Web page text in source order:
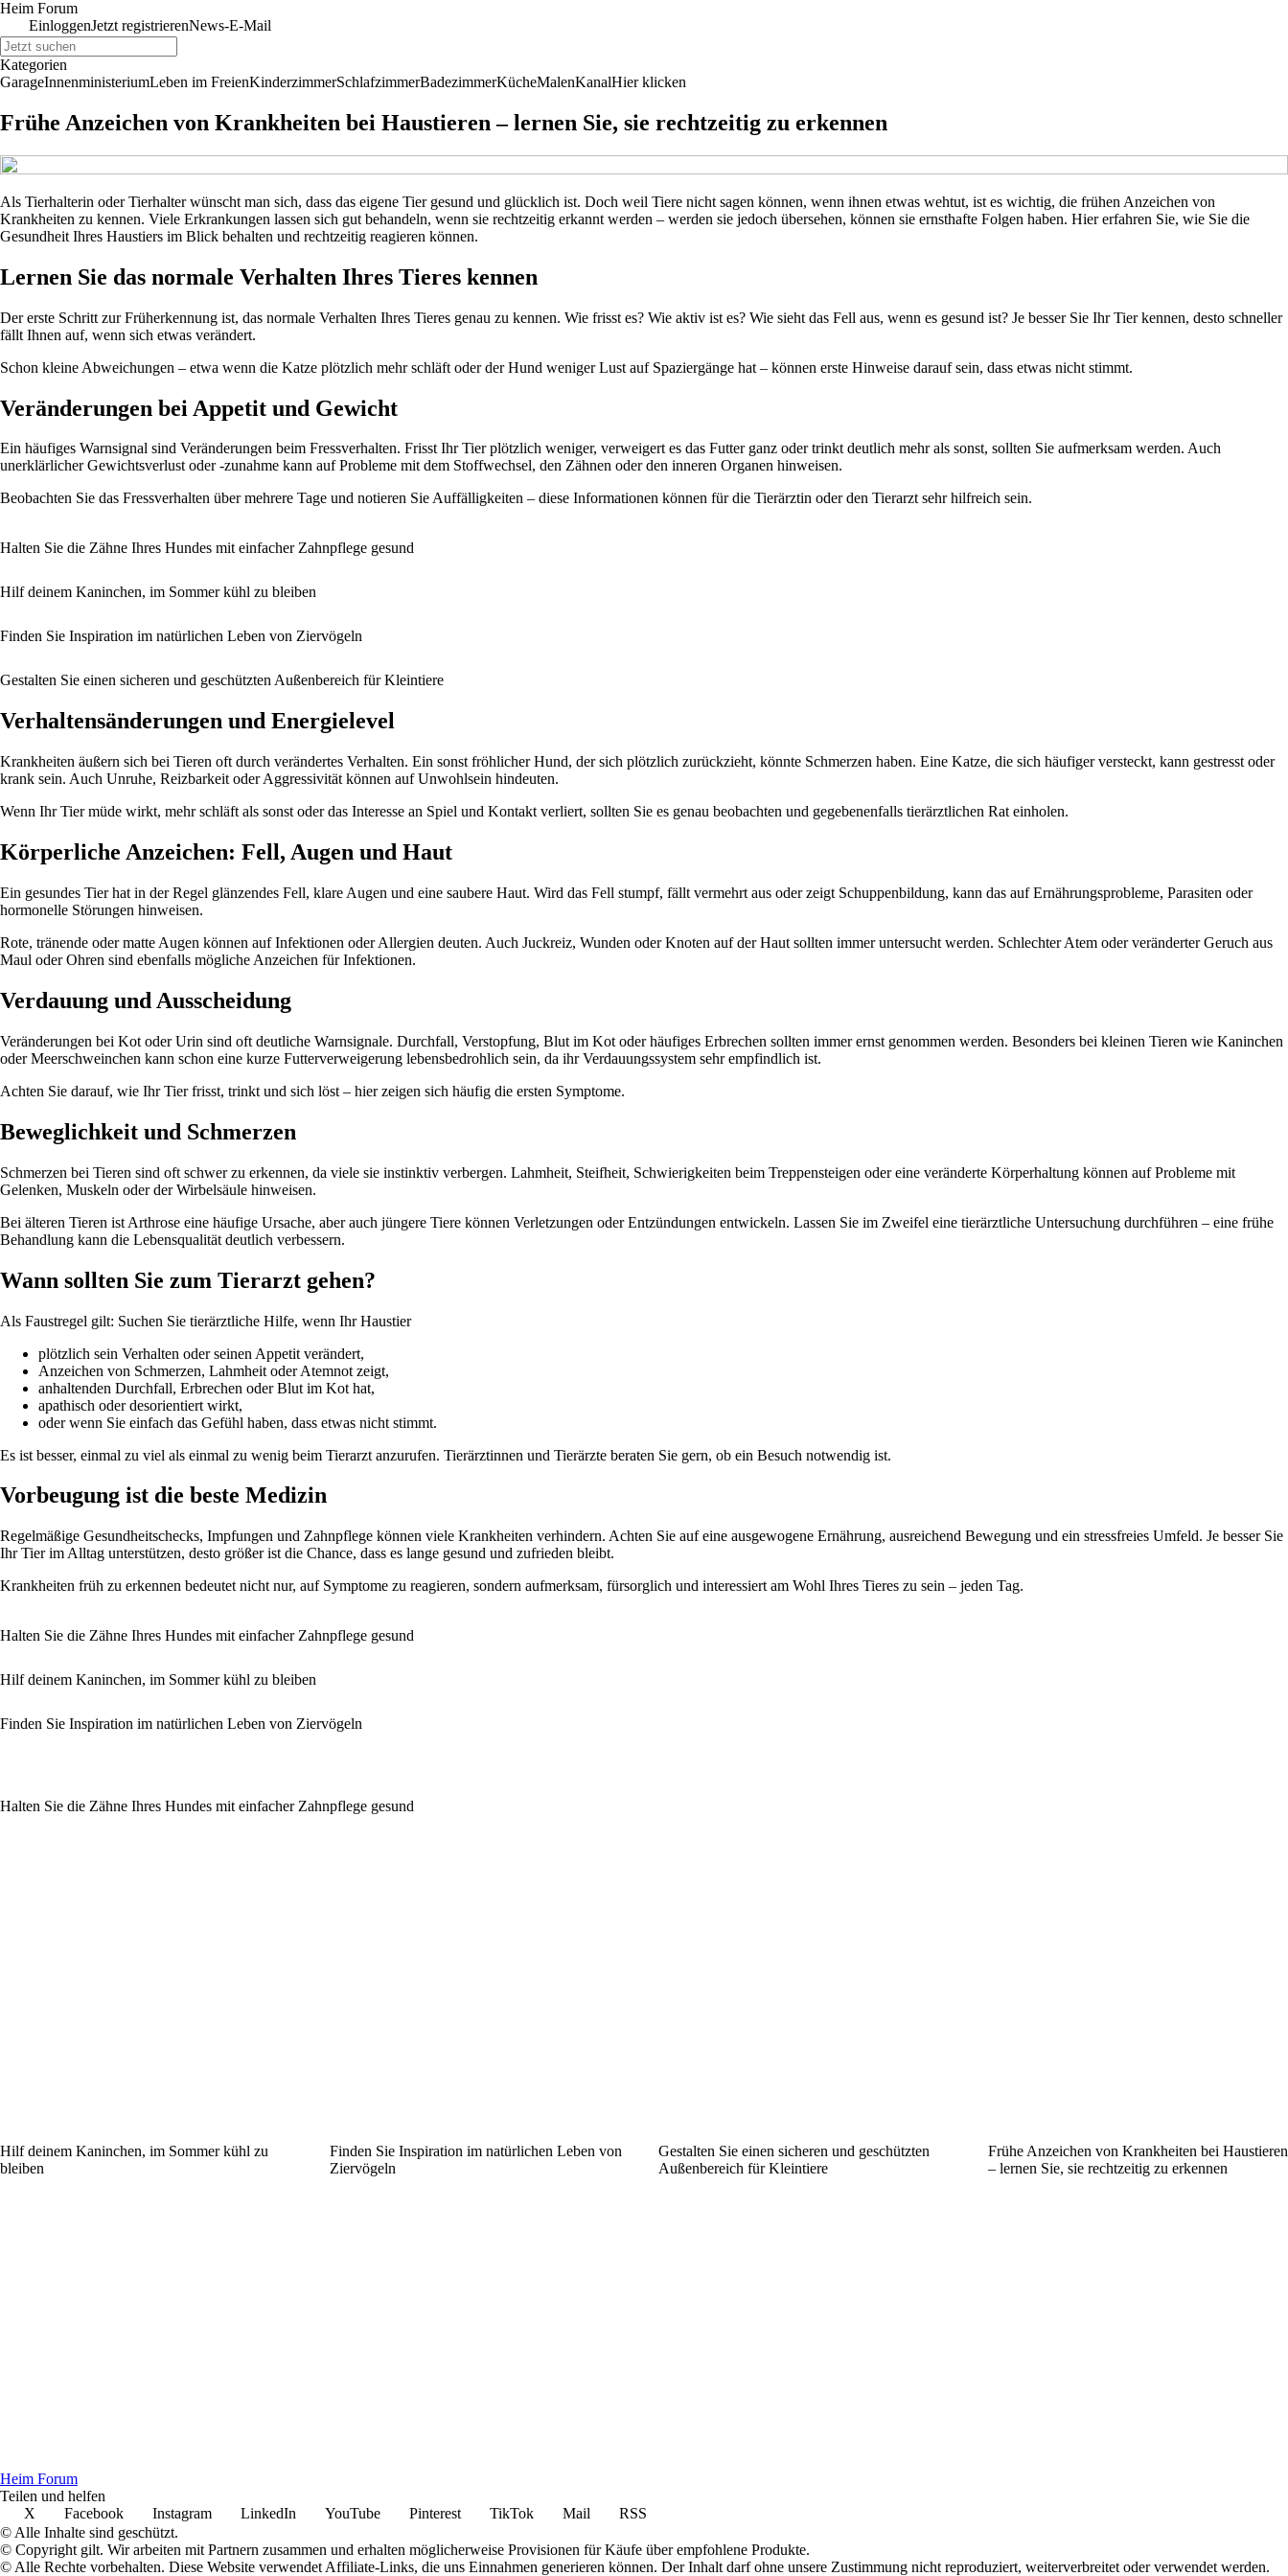
Heim Forum
EinloggenJetzt registrierenNews-E-Mail
Kategorien
GarageInnenministeriumLeben im FreienKinderzimmerSchlafzimmerBadezimmerKücheMalenKanalHier klicken
Frühe Anzeichen von Krankheiten bei Haustieren – lernen Sie, sie rechtzeitig zu erkennen
Als Tierhalterin oder Tierhalter wünscht man sich, dass das eigene Tier gesund und glücklich ist. Doch weil Tiere nicht sagen können, wenn ihnen etwas wehtut, ist es wichtig, die frühen Anzeichen von
Krankheiten zu kennen. Viele Erkrankungen lassen sich gut behandeln, wenn sie rechtzeitig erkannt werden – werden sie jedoch übersehen, können sie ernsthafte Folgen haben. Hier erfahren Sie, wie Sie die
Gesundheit Ihres Haustiers im Blick behalten und rechtzeitig reagieren können.
Lernen Sie das normale Verhalten Ihres Tieres kennen
Der erste Schritt zur Früherkennung ist, das normale Verhalten Ihres Tieres genau zu kennen. Wie frisst es? Wie aktiv ist es? Wie sieht das Fell aus, wenn es gesund ist? Je besser Sie Ihr Tier kennen, desto schneller
fällt Ihnen auf, wenn sich etwas verändert.
Schon kleine Abweichungen – etwa wenn die Katze plötzlich mehr schläft oder der Hund weniger Lust auf Spaziergänge hat – können erste Hinweise darauf sein, dass etwas nicht stimmt.
Veränderungen bei Appetit und Gewicht
Ein häufiges Warnsignal sind Veränderungen beim Fressverhalten. Frisst Ihr Tier plötzlich weniger, verweigert es das Futter ganz oder trinkt deutlich mehr als sonst, sollten Sie aufmerksam werden. Auch
unerklärlicher Gewichtsverlust oder -zunahme kann auf Probleme mit dem Stoffwechsel, den Zähnen oder den inneren Organen hinweisen.
Beobachten Sie das Fressverhalten über mehrere Tage und notieren Sie Auffälligkeiten – diese Informationen können für die Tierärztin oder den Tierarzt sehr hilfreich sein.
Halten Sie die Zähne Ihres Hundes mit einfacher Zahnpflege gesund
Hilf deinem Kaninchen, im Sommer kühl zu bleiben
Finden Sie Inspiration im natürlichen Leben von Ziervögeln
Gestalten Sie einen sicheren und geschützten Außenbereich für Kleintiere
Verhaltensänderungen und Energielevel
Krankheiten äußern sich bei Tieren oft durch verändertes Verhalten. Ein sonst fröhlicher Hund, der sich plötzlich zurückzieht, könnte Schmerzen haben. Eine Katze, die sich häufiger versteckt, kann gestresst oder
krank sein. Auch Unruhe, Reizbarkeit oder Aggressivität können auf Unwohlsein hindeuten.
Wenn Ihr Tier müde wirkt, mehr schläft als sonst oder das Interesse an Spiel und Kontakt verliert, sollten Sie es genau beobachten und gegebenenfalls tierärztlichen Rat einholen.
Körperliche Anzeichen: Fell, Augen und Haut
Ein gesundes Tier hat in der Regel glänzendes Fell, klare Augen und eine saubere Haut. Wird das Fell stumpf, fällt vermehrt aus oder zeigt Schuppenbildung, kann das auf Ernährungsprobleme, Parasiten oder
hormonelle Störungen hinweisen.
Rote, tränende oder matte Augen können auf Infektionen oder Allergien deuten. Auch Juckreiz, Wunden oder Knoten auf der Haut sollten immer untersucht werden. Schlechter Atem oder veränderter Geruch aus
Maul oder Ohren sind ebenfalls mögliche Anzeichen für Infektionen.
Verdauung und Ausscheidung
Veränderungen bei Kot oder Urin sind oft deutliche Warnsignale. Durchfall, Verstopfung, Blut im Kot oder häufiges Erbrechen sollten immer ernst genommen werden. Besonders bei kleinen Tieren wie Kaninchen
oder Meerschweinchen kann schon eine kurze Futterverweigerung lebensbedrohlich sein, da ihr Verdauungssystem sehr empfindlich ist.
Achten Sie darauf, wie Ihr Tier frisst, trinkt und sich löst – hier zeigen sich häufig die ersten Symptome.
Beweglichkeit und Schmerzen
Schmerzen bei Tieren sind oft schwer zu erkennen, da viele sie instinktiv verbergen. Lahmheit, Steifheit, Schwierigkeiten beim Treppensteigen oder eine veränderte Körperhaltung können auf Probleme mit
Gelenken, Muskeln oder der Wirbelsäule hinweisen.
Bei älteren Tieren ist Arthrose eine häufige Ursache, aber auch jüngere Tiere können Verletzungen oder Entzündungen entwickeln. Lassen Sie im Zweifel eine tierärztliche Untersuchung durchführen – eine frühe
Behandlung kann die Lebensqualität deutlich verbessern.
Wann sollten Sie zum Tierarzt gehen?
Als Faustregel gilt: Suchen Sie tierärztliche Hilfe, wenn Ihr Haustier
plötzlich sein Verhalten oder seinen Appetit verändert,
Anzeichen von Schmerzen, Lahmheit oder Atemnot zeigt,
anhaltenden Durchfall, Erbrechen oder Blut im Kot hat,
apathisch oder desorientiert wirkt,
oder wenn Sie einfach das Gefühl haben, dass etwas nicht stimmt.
Es ist besser, einmal zu viel als einmal zu wenig beim Tierarzt anzurufen. Tierärztinnen und Tierärzte beraten Sie gern, ob ein Besuch notwendig ist.
Vorbeugung ist die beste Medizin
Regelmäßige Gesundheitschecks, Impfungen und Zahnpflege können viele Krankheiten verhindern. Achten Sie auf eine ausgewogene Ernährung, ausreichend Bewegung und ein stressfreies Umfeld. Je besser Sie
Ihr Tier im Alltag unterstützen, desto größer ist die Chance, dass es lange gesund und zufrieden bleibt.
Krankheiten früh zu erkennen bedeutet nicht nur, auf Symptome zu reagieren, sondern aufmerksam, fürsorglich und interessiert am Wohl Ihres Tieres zu sein – jeden Tag.
Halten Sie die Zähne Ihres Hundes mit einfacher Zahnpflege gesund
Hilf deinem Kaninchen, im Sommer kühl zu bleiben
Finden Sie Inspiration im natürlichen Leben von Ziervögeln
Halten Sie die Zähne Ihres Hundes mit einfacher Zahnpflege gesund
Hilf deinem Kaninchen, im Sommer kühl zu
bleiben
Finden Sie Inspiration im natürlichen Leben von
Ziervögeln
Gestalten Sie einen sicheren und geschützten
Außenbereich für Kleintiere
Frühe Anzeichen von Krankheiten bei Haustieren
– lernen Sie, sie rechtzeitig zu erkennen
Heim Forum
Teilen und helfen
X
Facebook Instagram LinkedIn YouTube Pinterest TikTok Mail
RSS
© Alle Inhalte sind geschützt.
© Copyright gilt. Wir arbeiten mit Partnern zusammen und erhalten möglicherweise Provisionen für Käufe über empfohlene Produkte.
© Alle Rechte vorbehalten. Diese Website verwendet Affiliate-Links, die uns Einnahmen generieren können. Der Inhalt darf ohne unsere Zustimmung nicht reproduziert, weiterverbreitet oder verwendet werden.